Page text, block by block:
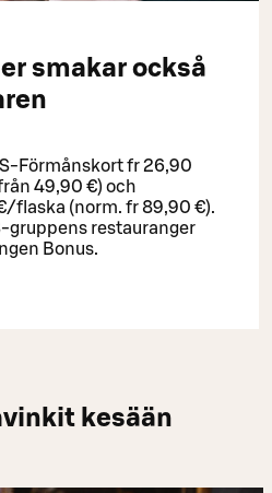
smakar också
Förmånskort fr 26,90
49,90 €) och
flaska (norm. fr 89,90 €)​.
gruppens restauranger
Bonus.
kesään